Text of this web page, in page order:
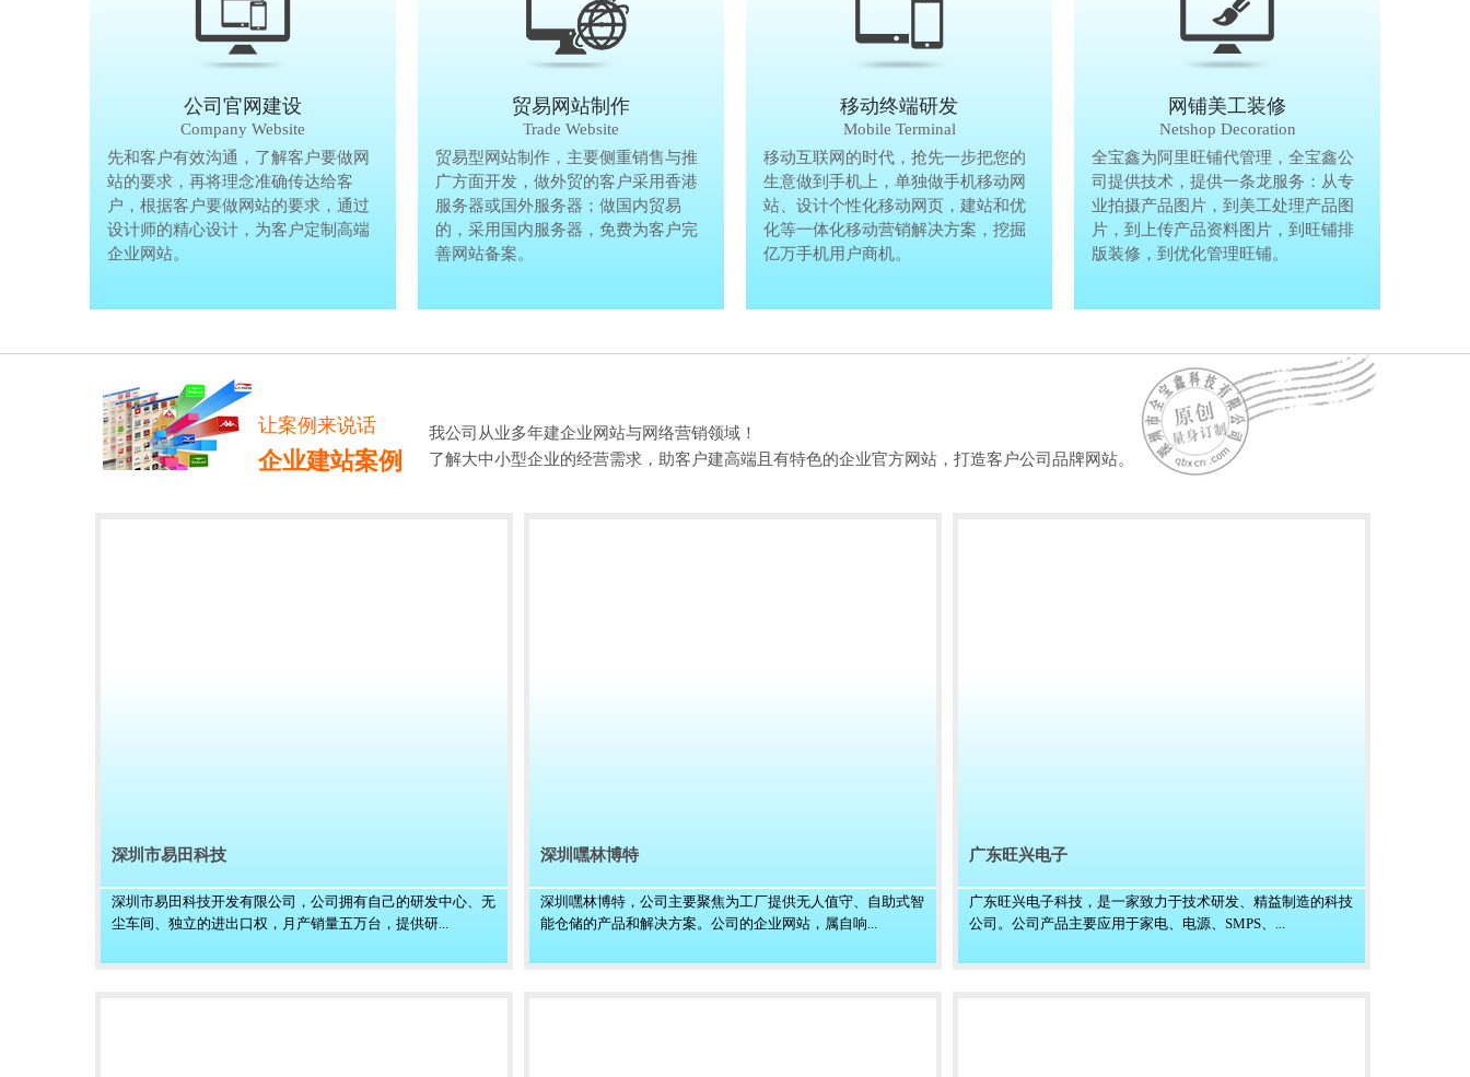
公司官网建设
Company Website
先和客户有效沟通，了解客户要做网
站的要求，再将理念准确传达给客
户，根据客户要做网站的要求，通过
设计师的精心设计，为客户定制高端
企业网站。
公司官网建设
Company Website
先和客户有效沟通，了解客户要做网
站的要求，再将理念准确传达给客
户，根据客户要做网站的要求，通过
设计师的精心设计，为客户定制高端
企业网站。
贸易网站制作
Trade Website
贸易型网站制作，主要侧重销售与推
广方面开发，做外贸的客户采用香港
服务器或国外服务器；做国内贸易
的，采用国内服务器，免费为客户完
善网站备案。
贸易网站制作
Trade Website
贸易型网站制作，主要侧重销售与推
广方面开发，做外贸的客户采用香港
服务器或国外服务器；做国内贸易
的，采用国内服务器，免费为客户完
善网站备案。
移动终端研发
Mobile Terminal
移动互联网的时代，抢先一步把您的
生意做到手机上，单独做手机移动网
站、设计个性化移动网页，建站和优
化等一体化移动营销解决方案，挖掘
亿万手机用户商机。
移动终端研发
Mobile Terminal
移动互联网的时代，抢先一步把您的
生意做到手机上，单独做手机移动网
站、设计个性化移动网页，建站和优
化等一体化移动营销解决方案，挖掘
亿万手机用户商机。
网铺美工装修
Netshop Decoration
全宝鑫为阿里旺铺代管理，全宝鑫公
司提供技术，提供一条龙服务：从专
业拍摄产品图片，到美工处理产品图
片，到上传产品资料图片，到旺铺排
版装修，到优化管理旺铺。
让案例来说话
企业建站案例
我公司从业多年建企业网站与网络营销领域！
了解大中小型企业的经营需求，助客户建高端且有特色的企业官方网站，打造客户公司品牌网站。
深圳市易田科技
深圳市易田科技开发有限公司，公司拥有自己的研发中心、无
尘车间、独立的进出口权，月产销量五万台，提供研...
深圳嘿林博特
深圳嘿林博特，公司主要聚焦为工厂提供无人值守、自助式智
能仓储的产品和解决方案。公司的企业网站，属自响...
广东旺兴电子
广东旺兴电子科技，是一家致力于技术研发、精益制造的科技
公司。公司产品主要应用于家电、电源、SMPS、...